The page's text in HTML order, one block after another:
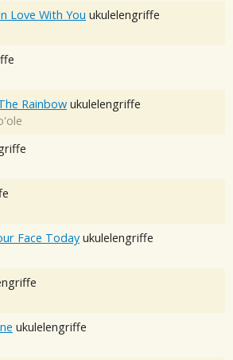
Love With You ukulelengriffe
Rainbow ukulelengriffe
Face Today ukulelengriffe
ukulelengriffe